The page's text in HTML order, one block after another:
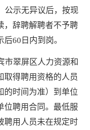
公示无异议后，按现
，辞聘解聘者不予聘
后60日内到岗。
市翠屏区人力资源和
取得聘用资格的人员
的时间为准）到单位
位聘用合同。最低服
聘用人员未在规定时